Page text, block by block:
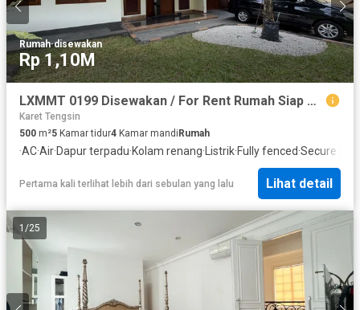
Rumah·disewakan
Rp 1,10M
LXMMT 0199 Disewakan / For Rent Rumah Siap Huni Dengan Kolam Renang dan Banyak Kamar Tidur Area Menteng Jakarta Pusat
Karet Tengsin
500 m²5 Kamar tidur4 Kamar mandiRumah
·AC·Air·Dapur terpadu·Kolam renang· Listrik·Fully fenced·Secure
Pertama kali terlihat lebih dari sebulan yang lalu Lihat detail
1 /25